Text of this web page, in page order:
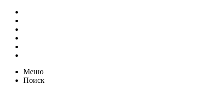
Меню
Поиск